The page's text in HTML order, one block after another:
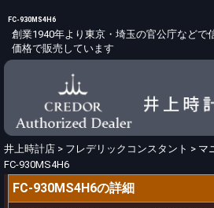
FC-930MS4H6
創業1940年より東京・埼玉の官公庁などで
価格で販売しています
井上時計店 > フレデリックコンスタント > マ
FC-930MS4H6
FC-930MS4H6の詳細